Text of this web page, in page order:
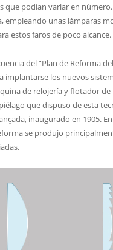
que podían variar en
empleando unas lámparas
estos faros de poco alcance.
del “Plan de Reforma
implantarse los nuevos
de relojería y flotador de
que dispuso de esta
inaugurado en 1905.
se produjo